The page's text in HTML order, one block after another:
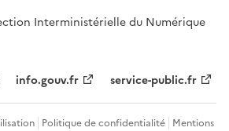
Interministérielle du Numérique
info.gouv.fr service-public.fr
Politique de confidentialité Mentions